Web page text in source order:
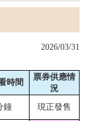
2026/03/31
時間
票券供應情
況
鐘 現正發售